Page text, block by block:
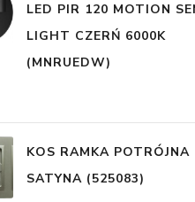
LED PIR 120 MOTION
LIGHT CZERŃ 6000K
(MNRUEDW)
KOS RAMKA POTRÓJNA
SATYNA (525083)